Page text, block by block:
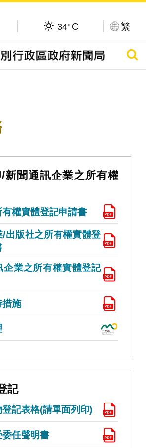
34° C 繁
搜尋
新聞通訊企業之所有權
權實體登記申請書
/出版社之所有權實體登
企業之所有權實體登記
措施
記
登記表格(請單面列印)
任聲明書